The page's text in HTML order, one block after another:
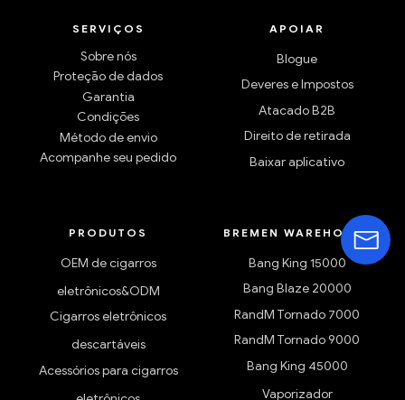
SERVIÇOS
Sobre nós
Proteção de dados
Garantia
Condições
Método de envio
Acompanhe seu pedido
APOIAR
Blogue
Deveres e Impostos
Atacado B2B
Direito de retirada
Baixar aplicativo
PRODUTOS
OEM de cigarros
eletrônicos&ODM
Cigarros eletrônicos
descartáveis
Acessórios para cigarros
BREMEN WAREHOUSE
Bang King 15000
Bang Blaze 20000
RandM Tornado 7000
RandM Tornado 9000
Bang King 45000
Vaporizador